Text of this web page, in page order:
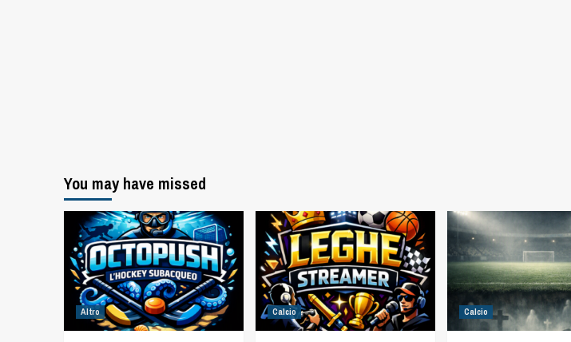
You may have missed
Altro Calcio Calcio